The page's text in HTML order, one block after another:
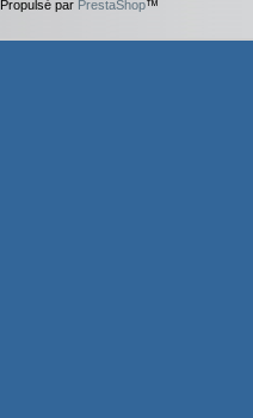
Propulsé par PrestaShop™